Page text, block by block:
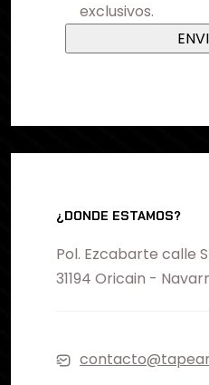
exclusivos.
¿DONDE ESTAMOS?
Pol. Ezcabarte calle S
31194 Oricain -